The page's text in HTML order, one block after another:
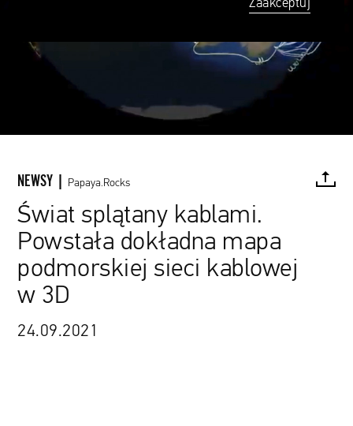
NEWSY | Papaya.Rocks
Świat splątany kablami.
Powstała dokładna mapa
podmorskiej sieci kablowej
w 3D
24.09.2021
FACEBOOK TWITTER PINTEREST MAIL
Zaakceptuj